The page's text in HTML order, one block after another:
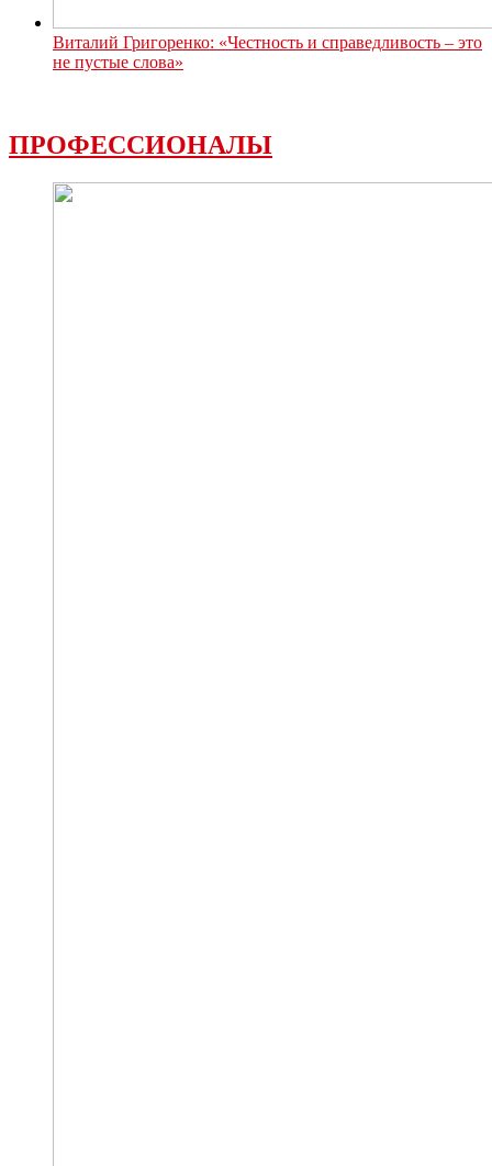
Виталий Григоренко: «Честность и справедливость – это
не пустые слова»
ПРОФЕССИОНАЛЫ